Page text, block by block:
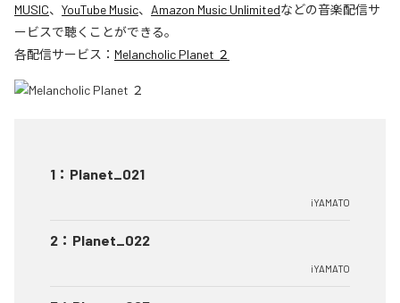
MUSIC、 YouTube Music、 Amazon Music Unlimitedなどの音楽配信サ
ービスで聴くことができる。
各配信サービス： Melancholic Planet ２
1 ： Planet_021
iYAMATO
2 ： Planet_022
iYAMATO